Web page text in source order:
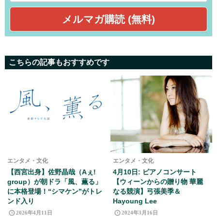
こちらの記事もおすすめです
エンタメ・文化
【西宮出身】佐野晶哉（Aぇ!
group）が朝ドラ「風、薫る」
に本格登場！“シマケン”がトレ
ンド入り
2026年4月11日
エンタメ・文化
4月10日: ピアノコンサート
【ウィーンからの贈り物 華麗
なる競演】弓張美季＆
Hayoung Lee
2024年3月16日